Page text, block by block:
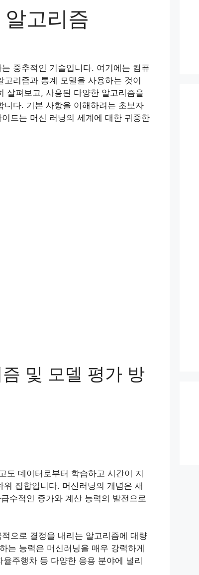
고리즘
중추적인 기술입니다. 여기에는 컴퓨
리즘과 통계 모델을 사용하는 것이
살펴보고, 사용된 다양한 알고리즘을
다. 기본 사항을 이해하려는 초보자
드는 머신 러닝의 세계에 대한 귀중한
및 모델 평가 방
도 데이터로부터 학습하고 시간이 지
집합입니다. 머신러닝의 개념은 새
수적인 증가와 계산 능력의 발전으로
으로 결정을 내리는 알고리즘에 대량
는 능력은 머신러닝을 매우 강력하게
주행차 등 다양한 응용 분야에 널리